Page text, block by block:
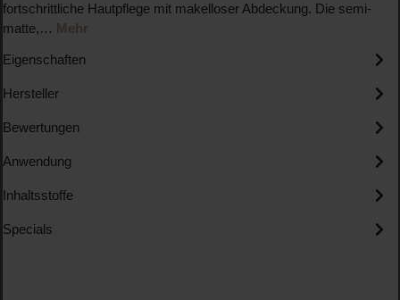
fortschrittliche Hautpflege mit makelloser Abdeckung. Die semi-
matte,… Mehr
Eigenschaften
Hersteller
Bewertungen
Anwendung
Inhaltsstoffe
Specials